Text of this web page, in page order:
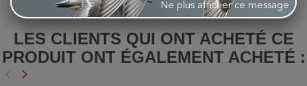
LES CLIENTS QUI ONT ACHETÉ CE
PRODUIT ONT ÉGALEMENT ACHETÉ :
Précédent
keyboard_arrow_left Suivant
keyboard_arrow_right
Ne plus afficher ce message